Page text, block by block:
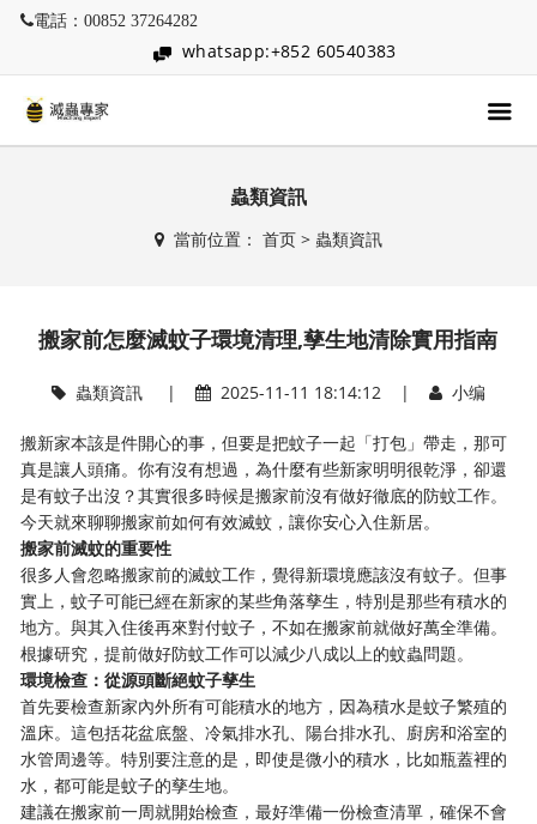
電話：00852 37264282
whatsapp:+852 60540383
蟲類資訊
當前位置： 首页> 蟲類資訊
搬家前怎麼滅蚊子環境清理,孳生地清除實用指南
蟲類資訊| 2025-11-11 18:14:12 | 小编
搬新家本該是件開心的事，但要是把蚊子一起「打包」帶走，那可
真是讓人頭痛。你有沒有想過，為什麼有些新家明明很乾淨，卻還
是有蚊子出沒？其實很多時候是搬家前沒有做好徹底的防蚊工作。
今天就來聊聊搬家前如何有效滅蚊，讓你安心入住新居。
搬家前滅蚊的重要性
很多人會忽略搬家前的滅蚊工作，覺得新環境應該沒有蚊子。但事
實上，蚊子可能已經在新家的某些角落孳生，特別是那些有積水的
地方。與其入住後再來對付蚊子，不如在搬家前就做好萬全準備。
根據研究，提前做好防蚊工作可以減少八成以上的蚊蟲問題。
環境檢查：從源頭斷絕蚊子孳生
首先要檢查新家內外所有可能積水的地方，因為積水是蚊子繁殖的
溫床。這包括花盆底盤、冷氣排水孔、陽台排水孔、廚房和浴室的
水管周邊等。特別要注意的是，即使是微小的積水，比如瓶蓋裡的
水，都可能是蚊子的孳生地。
建議在搬家前一周就開始檢查，最好準備一份檢查清單，確保不會